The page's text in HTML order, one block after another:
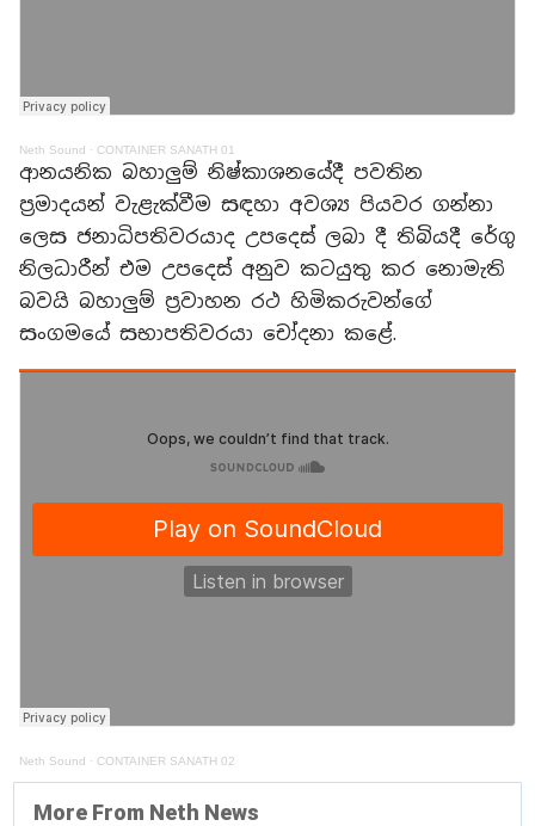
Neth Sound · CONTAINER SANATH 01
ආනයනික බහාලුම් නිෂ්කාශනයේදී පවතින
ප්‍රමාදයන් වැළැක්වීම සඳහා අවශ්‍ය පියවර ගන්නා
ලෙස ජනාධිපතිවරයාද උපදෙස් ලබා දී තිබියදී රේගු
නිලධාරීන් එම උපදෙස් අනුව කටයුතු කර නොමැති
බවයි බහාලුම් ප්‍රවාහන රථ හිමිකරුවන්ගේ
සංගමයේ සභාපතිවරයා චෝදනා කළේ.
Neth Sound · CONTAINER SANATH 02
More From Neth News